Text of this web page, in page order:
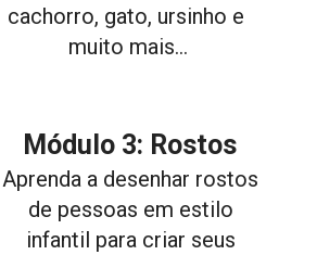
cachorro, gato, ursinho e
muito mais…
Módulo 3: Rostos
Aprenda a desenhar rostos
de pessoas em estilo
infantil para criar seus